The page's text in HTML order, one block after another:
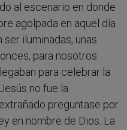
al escenario en donde
agolpada en aquel día
iluminadas, unas
para nosotros
para celebrar la
no fue la
preguntase por
en nombre de Dios. La